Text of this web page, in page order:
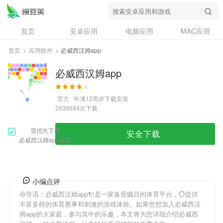
首页 安卓应用 电脑应用
MAC应用
资讯
专题
问答
首页 > 应用软件 > 必威西汉姆app
必威西汉姆app
官方 年满12周岁下载安装
2839894次下载
需优先下载
必威西汉姆app安装
安全下载
小编点评
🍥导语： 必威西汉姆app🔌是一家备受瞩目的体育平台，💮提供
丰富多样的体育赛事和刺激的游戏体验。如果您想加入必威西汉
姆app的大家庭，参与其中的乐趣，本文将为您详细介绍必威西